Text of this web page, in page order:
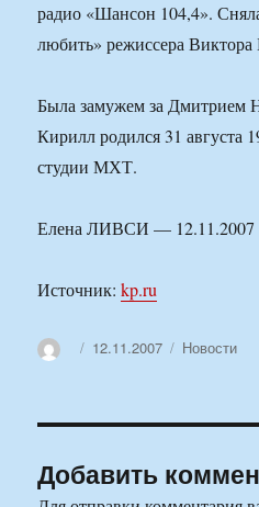
радио «Шансон 104,4».
любить» режиссера Виктора
Была замужем за Дмитрием
Кирилл родился 31 августа
студии МХТ.
Елена ЛИВСИ — 12.11.2007
Источник:kp.ru
АвторОпубликовано
12.11.2007 Рубрики
Новости
Добавить